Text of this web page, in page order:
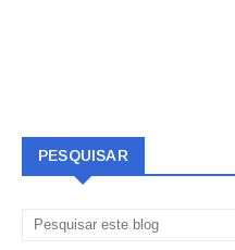
PESQUISAR